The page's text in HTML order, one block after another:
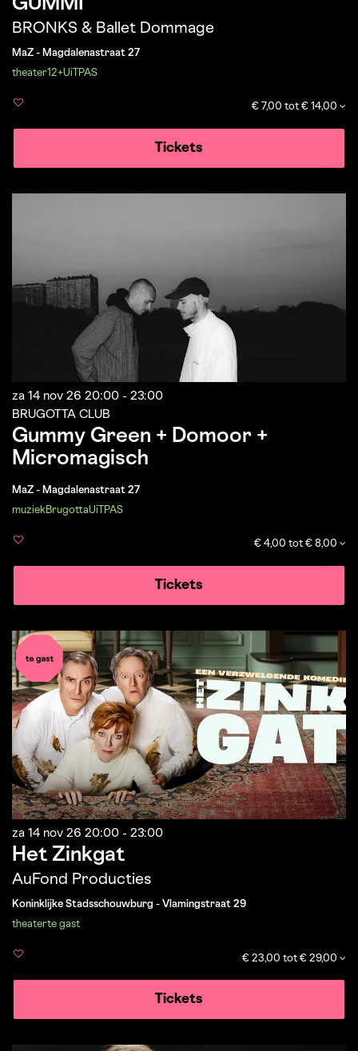
GUMMI
BRONKS & Ballet Dommage
MaZ - Magdalenastraat 27
theater12+UiTPAS
€ 7,00 tot € 14,00
Tickets
Gummy Green + Domoor +
Micromagisch
BRUGOTTA CLUB
za 14 nov 26 20:00 - 23:00
MaZ - Magdalenastraat 27
muziekBrugottaUiTPAS
€ 4,00 tot € 8,00
Tickets
Het Zinkgat
AuFond Producties
za 14 nov 26 20:00 - 23:00
Koninklijke Stadsschouwburg - Vlamingstraat 29
theaterte gast
€ 23,00 tot € 29,00
Tickets